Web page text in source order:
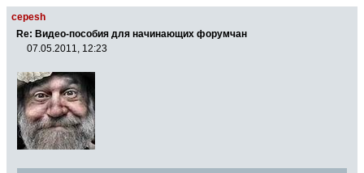
cepesh
Re: Видео-пособия для начинающих форумчан
07.05.2011, 12:23